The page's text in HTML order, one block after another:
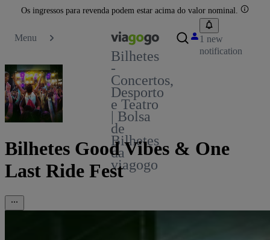
Os ingressos para revenda podem estar acima do valor nominal.
Menu
Bilhetes
-
Concertos,
Desporto
e Teatro
| Bolsa
de
Bilhetes
da
viagogo
1 new
notification
Bilhetes Good Vibes & One
Last Ride Fest